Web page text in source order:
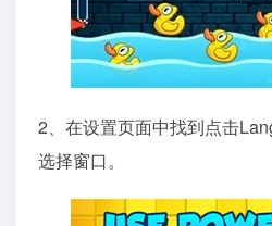
2、在设置页面中找到点击
选择窗口。